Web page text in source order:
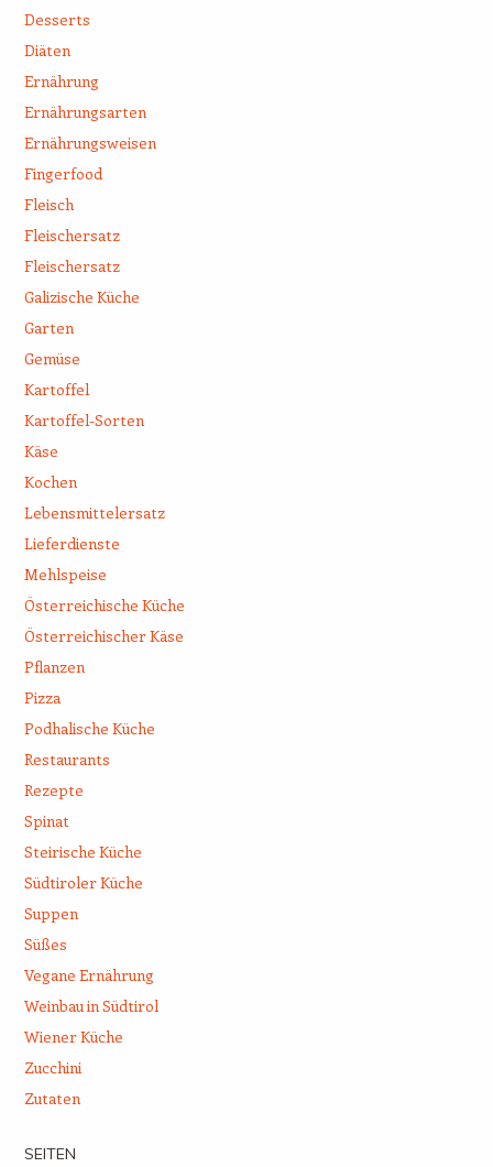
Desserts
Diäten
Ernährung
Ernährungsarten
Ernährungsweisen
Fingerfood
Fleisch
Fleischersatz
Fleischersatz
Galizische Küche
Garten
Gemüse
Kartoffel
Kartoffel-Sorten
Käse
Kochen
Lebensmittelersatz
Lieferdienste
Mehlspeise
Österreichische Küche
Österreichischer Käse
Pflanzen
Pizza
Podhalische Küche
Restaurants
Rezepte
Spinat
Steirische Küche
Südtiroler Küche
Suppen
Süßes
Vegane Ernährung
Weinbau in Südtirol
Wiener Küche
Zucchini
Zutaten
SEITEN